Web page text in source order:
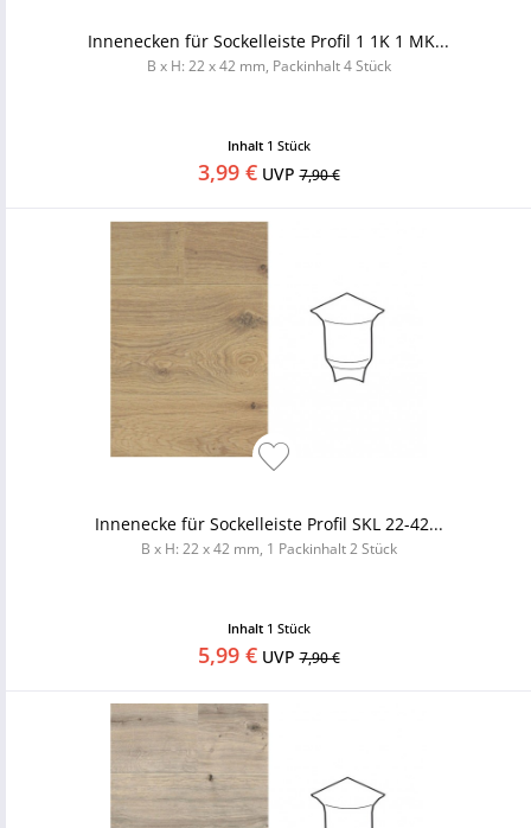
Innenecken für Sockelleiste Profil 1 1K 1 MK...
B x H: 22 x 42 mm, Packinhalt 4 Stück
Inhalt 1 Stück
3,99 €UVP7,90 €
Innenecke für Sockelleiste Profil SKL 22-42...
B x H: 22 x 42 mm, 1 Packinhalt 2 Stück
Inhalt 1 Stück
5,99 €UVP7,90 €